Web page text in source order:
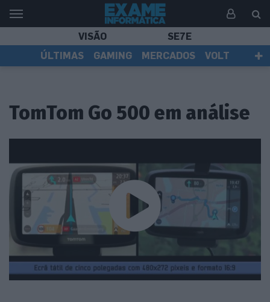
VISÃO
SE7E
ÚLTIMAS
GAMING MERCADOS
VOLT
TomTom Go 500 em análise